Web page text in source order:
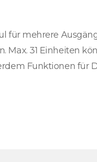
mehrere
Max. 31 Einheiten
Funktionen für